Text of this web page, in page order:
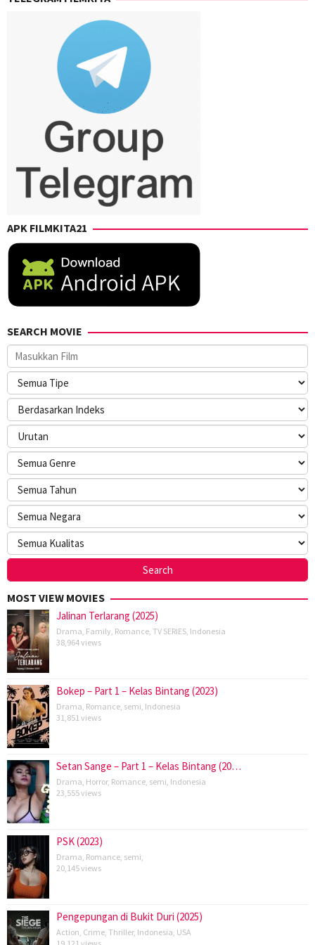
APK FILMKITA21
SEARCH MOVIE
MOST VIEW MOVIES
Jalinan Terlarang (2025)
Drama Family Romance TV SERIES Indonesia
38,964 views
Bokep – Part 1 – Kelas Bintang (2023)
Drama Romance semi Indonesia
31,851 views
Setan Sange – Part 1 – Kelas Bintang (20…
Drama Horror, Romance semi Indonesia
23,555 views
PSK (2023)
Drama Romance semi
20,145 views
Pengepungan di Bukit Duri (2025)
Action Crime Thriller, Indonesia USA